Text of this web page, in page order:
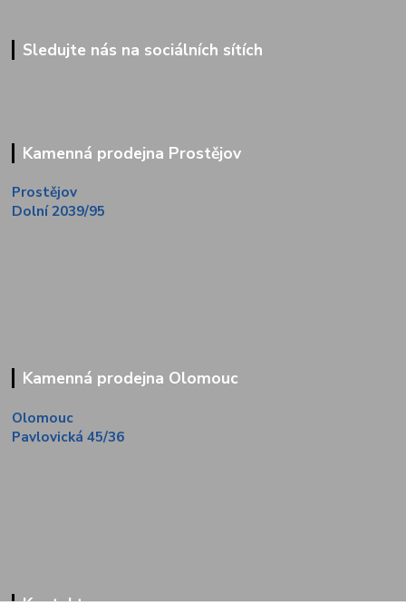
Sledujte nás na sociálních sítích
Kamenná prodejna Prostějov
Prostějov
Dolní 2039/95
Kamenná prodejna Olomouc
Olomouc
Pavlovická 45/36